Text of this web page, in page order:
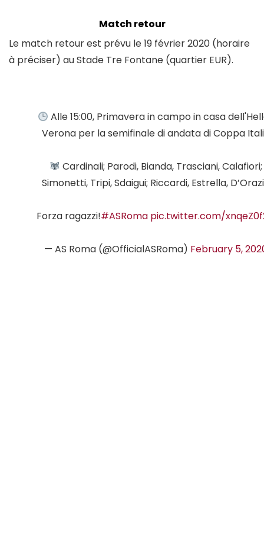
Match retour
Le match retour est prévu le 19 février 2020 (horaire
à préciser) au Stade Tre Fontane (quartier EUR).
Alle 15:00, Primavera in campo in casa
Verona per la semifinale di andata di Coppa
Cardinali; Parodi, Bianda, Trasciani, Calafiori;
Simonetti, Tripi, Sdaigui; Riccardi, Estrella,
Forza ragazzi!#ASRoma pic.twitter.com/
— AS Roma (@OfficialASRoma) February 5,